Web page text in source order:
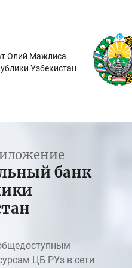
Олий Мажлиса
Узбекистан
банк
ЦБ РУз в сети